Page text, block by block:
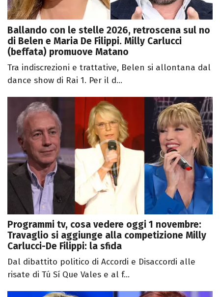
Ballando con le stelle 2026, retroscena sul no
di Belen e Maria De Filippi. Milly Carlucci
(beffata) promuove Matano
Tra indiscrezioni e trattative, Belen si allontana dal
dance show di Rai 1. Per il d...
Programmi tv, cosa vedere oggi 1 novembre:
Travaglio si aggiunge alla competizione Milly
Carlucci-De Filippi: la sfida
Dal dibattito politico di Accordi e Disaccordi alle
risate di Tú Sí Que Vales e al f...